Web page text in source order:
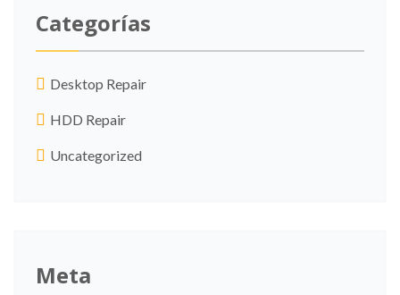
Categorías
Desktop Repair
HDD Repair
Uncategorized
Meta